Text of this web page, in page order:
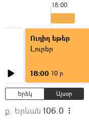
18:00
Ուղիղ եթեր
Լուրեր
18:00 10 ր
Երեկ Այսօր
ք. Երևան 106.0